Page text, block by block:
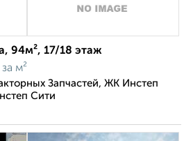
94м², 17/18 этаж
за м²
Запчастей, ЖК Инстеп
Сити